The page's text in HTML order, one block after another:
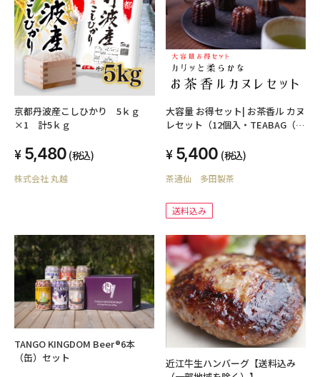
京都丹波産こしひかり 5ｋｇ
×1 計5ｋｇ
5,480 (税込)
株式会社 丸越
大容量 お得セット| お茶香ル カヌ
レセット（12個入・TEABAG（カ
各2個）入）
5,400 (税込)
茶通仙 多田製茶
送料込み
TANGO KINGDOM Beer®6本
（缶）セット
近江牛生ハンバーグ【送料込み